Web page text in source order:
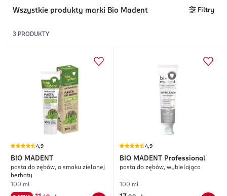
Wszystkie produkty marki Bio Madent Filtry
3 PRODUKTY
4,9
BIO MADENT
pasta do zębów, o smaku zielonej
herbaty
100 ml
4,9
BIO MADENT Professional
pasta do zębów, wybielająca
100 ml